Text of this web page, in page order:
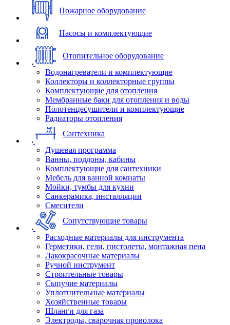
Пожарное оборудование
Насосы и комплектующие
Отопительное оборудование
Водонагреватели и комплектующие
Коллекторы и коллекторные группы
Комплектующие для отопления
Мембранные баки для отопления и воды
Полотенцесушители и комплектующие
Радиаторы отопления
Сантехника
Душевая программа
Ванны, поддоны, кабины
Комплектующие для сантехники
Мебель для ванной комнаты
Мойки, тумбы для кухни
Санкерамика, инсталляции
Смесители
Сопутствующие товары
Расходные материалы для инструмента
Герметики, гели, пистолеты, монтажная пена
Лакокрасочные материалы
Ручной инструмент
Строительные товары
Сыпучие материалы
Уплотнительные материалы
Хозяйственные товары
Шланги для газа
Электроды, сварочная проволока